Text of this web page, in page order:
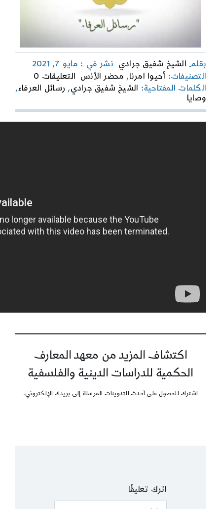
بقلم الشيخ شفيق جرادي نشر في : مايو 7, 2021
التصنيفات: أحيوا امرنا, محضر الأنس التعليقات 0
on
رسائل
العرفاء
الحلقة
الثامنة
الكلمات المفتاحية: الشيخ شفيق جرادي, رسائل العرفاء,
وصايا
اكتشاف المزيد من معهد المعارف
الحكمية للدراسات الدينية والفلسفية
اشترك للحصول على أحدث التدوينات المرسلة إلى بريدك الإلكتروني.
اترك تعليقًا
Comment